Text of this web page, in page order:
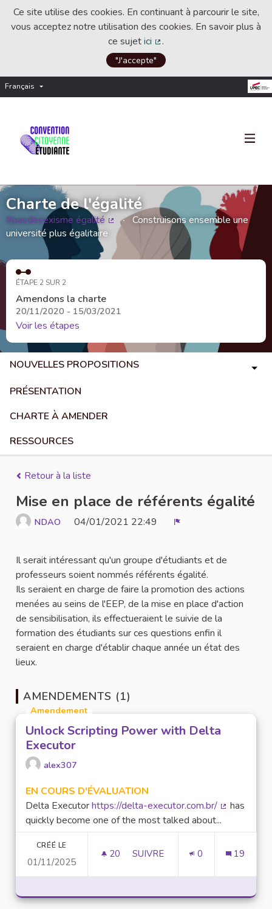
Ce site utilise des cookies. En continuant à parcourir le site,
vous acceptez notre utilisation des cookies. En savoir plus à
ce sujetici
(Lien externe)
.
"J'accepte"
Français Choisir la langue
Charte de l'égalité
#pasdesexisme égalité
(Lien externe)
Construisons ensemble une
université plus égalitaire
ÉTAPE 2 SUR 2
Amendons la charte
20/11/2020 - 15/03/2021
Voir les étapes
NOUVELLES PROPOSITIONS
PRÉSENTATION
CHARTE À AMENDER
RESSOURCES
Retour à la liste
Mise en place de référents égalité
NDAO 04/01/2021 22:49
Il serait intéressant qu'un groupe d'étudiants et de
professeurs soient nommés référents égalité.
Ils seraient en charge de faire la promotion des actions
menées au seins de l'EEP, de la mise en place d'action
de sensibilisation, ils effectueraient le suivie de la
formation des étudiants sur ces questions enfin il
seraient en charge d'établir chaque année un état des
lieux.
AMENDEMENTS (1)
Amendement
Unlock Scripting Power with Delta
Executor
alex307
EN COURS D'ÉVALUATION
Delta Executorhttps://delta-executor.com.br/
has
quickly become one of the most talked about...
CRÉÉ LE
01/11/2025
20 20 ABONNÉS
SUIVRE 0 19